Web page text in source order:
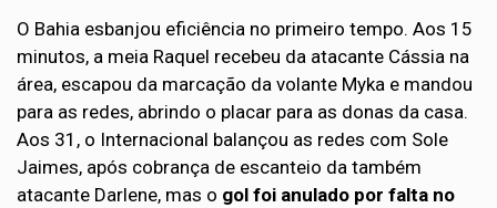
O Bahia esbanjou eficiência no primeiro tempo. Aos 15
minutos, a meia Raquel recebeu da atacante Cássia na
área, escapou da marcação da volante Myka e mandou
para as redes, abrindo o placar para as donas da casa.
Aos 31, o Internacional balançou as redes com Sole
Jaimes, após cobrança de escanteio da também
atacante Darlene, mas o gol foi anulado por falta no